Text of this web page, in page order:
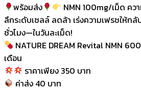
พร้อมส่ง
NMN 100mg/เม็ด ค
ลึกระดับเซลล์ ลดล้า เร่งความเฟรชให้ก
ชั่วโมง—ในวันละเม็ด!
NATURE DREAM Revital NMN
เดือน
ราคาเพียง 350 บาท
ค่าส่ง 40 บาท